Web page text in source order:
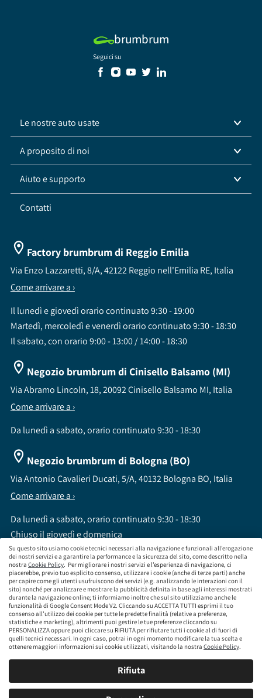
Su questo sito usiamo cookie tecnici necessari alla navigazione e funzionali all’erogazione
dei nostri servizi e a garantire la performance e la sicurezza del sito, come descritto nella
nostra Cookie Policy. Per migliorare i nostri servizi e l’esperienza di navigazione, ci
piacerebbe, previo tuo esplicito consenso, utilizzare i cookie (anche di terze parti) anche
per capire come gli utenti usufruiscono dei servizi (e.g. analizzando le interazioni con il
sito) nonché per analizzare e mostrare la pubblicità definita in base agli interessi mostrati
durante la navigazione online; ti informiamo inoltre che sul sito utilizziamo anche le
funzionalità di Google Consent Mode V2. Cliccando su ACCETTA TUTTI esprimi il tuo
consenso all’utilizzo dei cookie per tutte le predette finalità (relative a preferenze,
statistiche e marketing), altrimenti puoi gestire le tue preferenze cliccando su
PERSONALIZZA oppure puoi cliccare su RIFIUTA per rifiutare tutti i cookie al di fuori di
quelli tecnici necessari. In ogni caso, potrai in ogni momento modificare la tua scelta e
ottenere maggiori informazioni sui cookie utilizzati, visitando la nostra Cookie Policy.
Rifiuta
brumbrum
Seguici su
Le nostre auto usate
A proposito di noi
Aiuto e supporto
Contatti
Factory brumbrum di Reggio Emilia
Via Enzo Lazzaretti, 8/A, 42122 Reggio nell'Emilia RE, Italia
Come arrivare a ›
Il lunedì e giovedì orario continuato 9:30 - 19:00
Martedì, mercoledì e venerdì orario continuato 9:30 - 18:30
Il sabato, con orario 9:00 - 13:00 / 14:00 - 18:30
Negozio brumbrum di Cinisello Balsamo (MI)
Via Abramo Lincoln, 18, 20092 Cinisello Balsamo MI, Italia
Come arrivare a ›
Da lunedì a sabato, orario continuato 9:30 - 18:30
Negozio brumbrum di Bologna (BO)
Via Antonio Cavalieri Ducati, 5/A, 40132 Bologna BO, Italia
Come arrivare a ›
Da lunedì a sabato, orario continuato 9:30 - 18:30
Chiuso il giovedì e domenica
brumbrum S.p.A a socio unico - CF / P.IVA 09323210964 - Numero REA: MI - 2083307 -
Capitale Sociale: Euro 218.547,65 i.v.
Sede Legale Via Leningrado 8, 20161 Milano MI
Società soggetta alla direzione e coordinamento di Aramis Group S.A.
Società soggetta al controllo IVASS, consulta gli estremi dell'iscrizione al sito
www.servizi.ivass.it